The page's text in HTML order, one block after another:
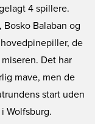
4 spillere.
Bosko Balaban og
de
Det har
mave, men de
start uden
Wolfsburg.